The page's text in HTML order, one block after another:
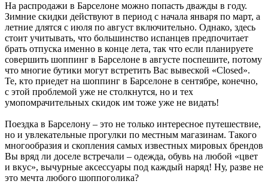
На распродажи в Барселоне можно попасть дважды в году.
Зимние скидки действуют в период с начала января по март, а
летние длятся с июля по август включительно. Однако, здесь
стоит учитывать, что большинство испанцев предпочитает
брать отпуска именно в конце лета, так что если планируете
совершить шоппинг в Барселоне в августе поспешите, потому
что многие бутики могут встретить Вас вывеской «Closed».
Те, кто приедет на шоппинг в Барселоне в сентябре, конечно,
с этой проблемой уже не столкнутся, но и тех
умопомрачительных скидок им тоже уже не видать!
Поездка в Барселону – это не только интересное путешествие,
но и увлекательные прогулки по местным магазинам. Такого
многообразия и скопления самых известных мировых брендов
Вы вряд ли доселе встречали – одежда, обувь на любой «цвет
и вкус», вычурные аксессуары под каждый наряд! Ну, разве не
это мечта любого шоппоголика?